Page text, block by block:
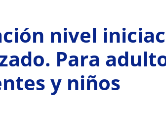
nivel
Para
y niños